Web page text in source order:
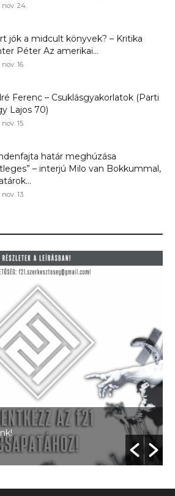
nov. 24.
jók a midcult könyvek? – Kritika
Péter Az amerikai...
16.
Ferenc – Csuklásgyakorlatok (Parti
Lajos 70)
15.
határ meghúzása
– interjú Milo van Bokkummal,
13.